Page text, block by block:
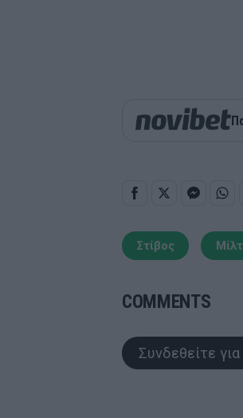
Στίβος
COMMENTS
Συνδεθείτε